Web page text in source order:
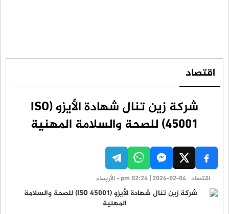
اقتصاد
شركة زين تنال شهادة الأيزو (ISO
45001) للصحة والسلامة المهنية
اقتصاد pm 02:26 | 2026-02-04 - الأربعاء